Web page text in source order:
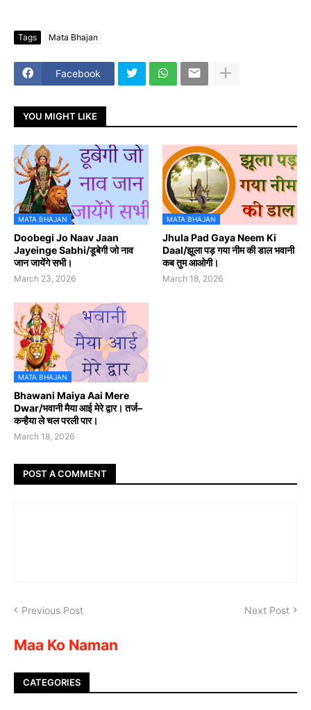
Tags Mata Bhajan
Facebook
YOU MIGHT LIKE
MATA BHAJAN
Doobegi Jo Naav Jaan
Jayeinge Sabhi/डूबेगी जो नाव
जान जायेंगे सभी।
March 23, 2026
MATA BHAJAN
Jhula Pad Gaya Neem Ki
Daal/झूला पड़ गया नीम की डाल भवानी
कब तुम आओगी।
March 18, 2026
MATA BHAJAN
Bhawani Maiya Aai Mere
Dwar/भवानी मैया आई मेरे द्वार। तर्ज–
कन्हैया ले चल परली पार।
March 18, 2026
POST A COMMENT
Previous Post Next Post
Maa Ko Naman
CATEGORIES